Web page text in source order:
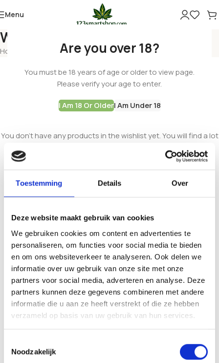
Toestemming Details Over
Deze website maakt gebruik van cookies
We gebruiken cookies om content en advertenties te
personaliseren, om functies voor social media te bieden
en om ons websiteverkeer te analyseren. Ook delen we
informatie over uw gebruik van onze site met onze
partners voor social media, adverteren en analyse. Deze
partners kunnen deze gegevens combineren met andere
informatie die u aan ze heeft verstrekt of die ze hebben
verzameld op basis van uw gebruik van hun services.
Noodzakelijk
Are you over 18?
You must be 18 years of age or older to view page.
Please verify your age to enter.
I Am 18 Or OlderI Am Under 18
Menu
Wishlist
Home
This wishlist is empty.
You don't have any products in the wishlist yet. You will find a lot
Return To Shop